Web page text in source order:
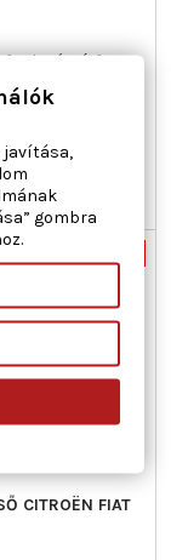
Kiegészítő
mód :
CITROËN FIAT
gombra